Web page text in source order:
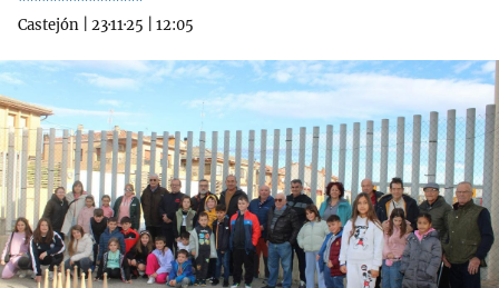
Castejón
23·11·25 12:05